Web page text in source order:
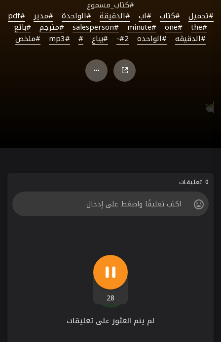
#كتاب_مسموع
#تحميل #كتاب #اب #الدقيقة #الواحدة #مدير
#pdf
#the
#one
#minute
#salesperson #مترجم
#بائع
#الدقيقه
#الواحده #2- #بياع #‎
#mp3 #ملخص
28
0 تعليقات
لم يتم العثور على تعليقات